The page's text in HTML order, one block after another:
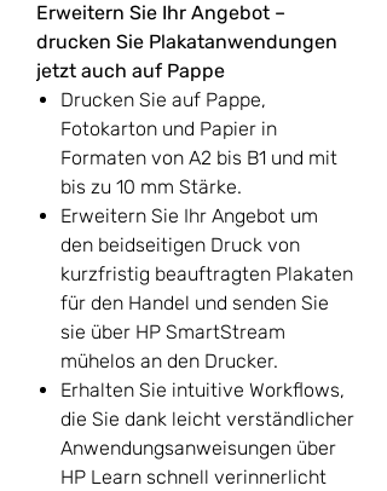
Erweitern Sie Ihr Angebot –
drucken Sie Plakatanwendungen
jetzt auch auf Pappe
Drucken Sie auf Pappe,
Fotokarton und Papier in
Formaten von A2 bis B1 und mit
bis zu 10 mm Stärke.
Erweitern Sie Ihr Angebot um
den beidseitigen Druck von
kurzfristig beauftragten Plakaten
für den Handel und senden Sie
sie über HP SmartStream
mühelos an den Drucker.
Erhalten Sie intuitive Workflows,
die Sie dank leicht verständlicher
Anwendungsanweisungen über
HP Learn schnell verinnerlicht